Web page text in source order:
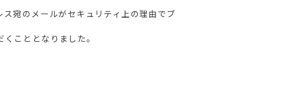
宛のメールがセキュリティ上の理由でブ
こととなりました。